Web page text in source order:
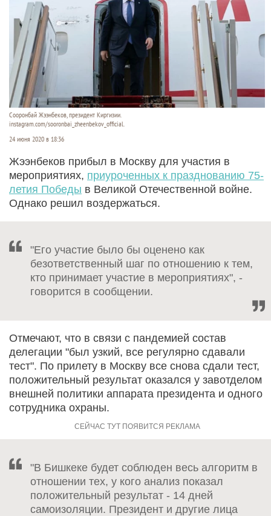
Сооронбай Жээнбеков, президент Киргизии.
instagram.com/sooronbai_zheenbekov_official.
24 июня 2020 в 18:36
Жээнбеков прибыл в Москву для участия в
мероприятиях, приуроченных к празднованию 75-
летия Победы в Великой Отечественной войне.
Однако решил воздержаться.
"Его участие было бы оценено как
безответственный шаг по отношению к тем,
кто принимает участие в мероприятиях", -
говорится в сообщении.
Отмечают, что в связи с пандемией состав
делегации "был узкий, все регулярно сдавали
тест". По прилету в Москву все снова сдали тест,
положительный результат оказался у завотделом
внешней политики аппарата президента и одного
сотрудника охраны.
"В Бишкеке будет соблюден весь алгоритм в
отношении тех, у кого анализ показал
положительный результат - 14 дней
самоизоляции. Президент и другие лица